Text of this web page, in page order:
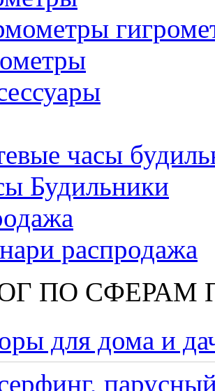
часы
Будильники
распродажа
ПО СФЕРАМ
для дома и